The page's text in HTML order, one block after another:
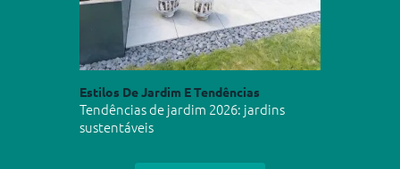
Estilos De Jardim E Tendências
Tendências de jardim 2026: jardins
sustentáveis